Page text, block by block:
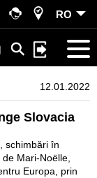
RO
12.01.2022
Slovacia
schimbări în
Mari-Noëlle,
Europa, prin